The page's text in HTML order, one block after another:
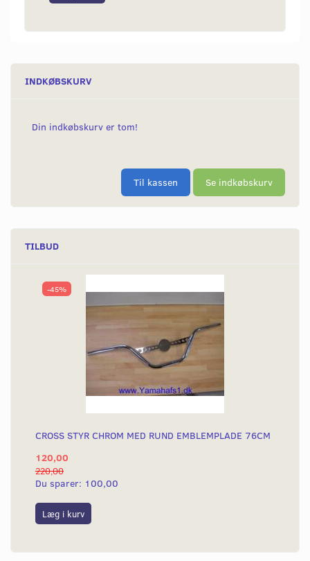
INDKØBSKURV
Din indkøbskurv er tom!
Til kassen Se indkøbskurv
TILBUD
-45%
CROSS STYR CHROM MED RUND EMBLEMPLADE 76CM
120,00
220,00
Du sparer: 100,00
Læg i kurv